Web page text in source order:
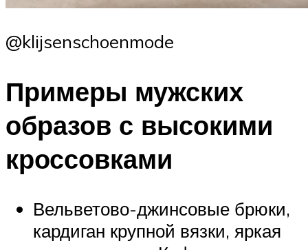
@klijsenschoenmode
Примеры мужских
образов с высокими
кроссовками
Вельветово-джинсовые брюки,
кардиган крупной вязки, яркая